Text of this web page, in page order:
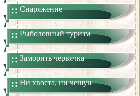
Снаряжение
Рыболовный туризм
Заморить червячка
Ни хвоста, ни чешуи